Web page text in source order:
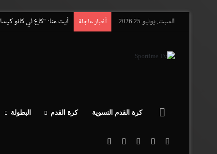
السبت, يوليو 25 2026 أخبار عاجلة أيت منا: “كاع لي كانو
الرئيسيةكرة القدم النسوية كرة القدم البطولة
فيسبوك ‫YouTubeانستقرام